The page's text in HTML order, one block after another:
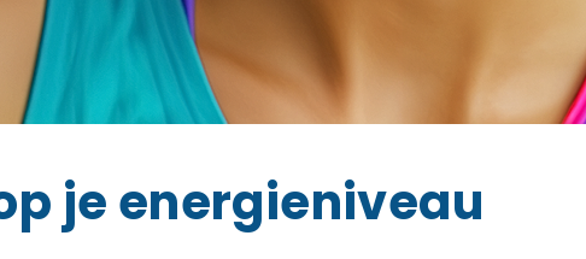
je energieniveau